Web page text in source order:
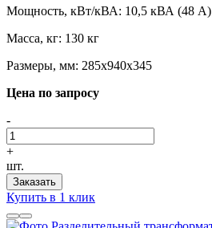
Мощность, кВт/кВА: 10,5 кВА (48 А)
Масса, кг: 130 кг
Размеры, мм: 285х940х345
Цена по запросу
-
+
шт.
Заказать
Купить в 1 клик